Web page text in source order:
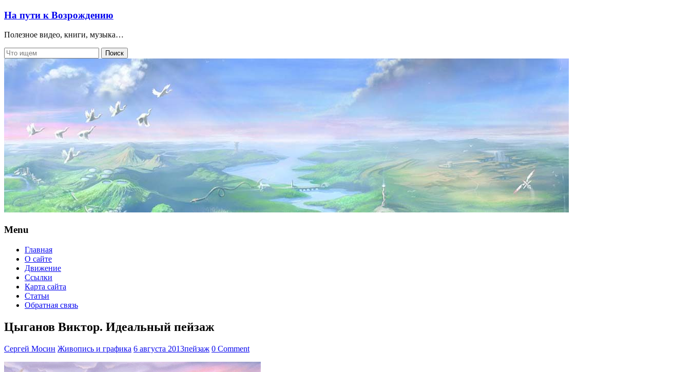
На пути к Возрождению
Полезное видео, книги, музыка…
Menu
Главная
О сайте
Движение
Ссылки
Карта сайта
Статьи
Обратная связь
Цыганов Виктор. Идеальный пейзаж
Сергей Мосин Живопись и графика 6 августа 2013пейзаж 0 Comment